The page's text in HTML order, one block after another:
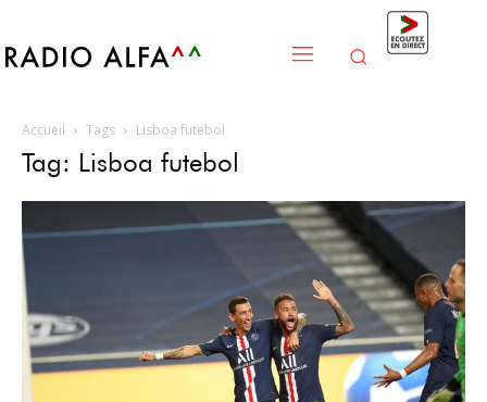
Accueil Tags Lisboa futebol
Tag: Lisboa futebol